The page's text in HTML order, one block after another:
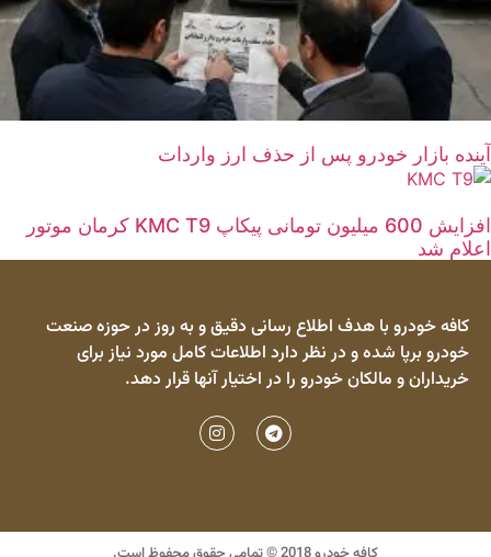
آینده بازار خودرو پس از حذف ارز واردات
افزایش 600 میلیون تومانی پیکاپ KMC T9 کرمان موتور
اعلام شد
کافه خودرو با هدف اطلاع رسانی دقیق و به روز در حوزه صنعت
خودرو برپا شده و در نظر دارد اطلاعات کامل مورد نیاز برای
خریداران و مالکان خودرو را در اختیار آنها قرار دهد.